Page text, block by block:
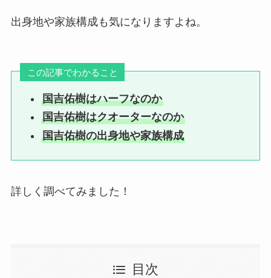
出身地や家族構成も気になりますよね。
この記事でわかること
国吉佑樹はハーフなのか
国吉佑樹はクオーターなのか
国吉佑樹の出身地や家族構成
詳しく調べてみました！
目次